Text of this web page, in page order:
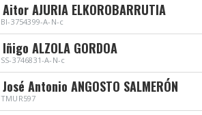
Aitor AJURIA ELKOROBARRUTIA
BI-3754399-A-N-c
Iñigo ALZOLA GORDOA
SS-3746831-A-N-c
José Antonio ANGOSTO SALMERÓN
TMUR597